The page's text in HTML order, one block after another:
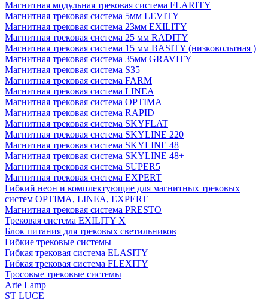
Магнитная модульная трековая система FLARITY
Магнитная трековая система 5мм LEVITY
Магнитная трековая система 23мм EXILITY
Магнитная трековая система 25 мм RADITY
Магнитная трековая система 15 мм BASITY (низковольтная )
Магнитная трековая система 35мм GRAVITY
Магнитная трековая система S35
Магнитная трековая система FARM
Магнитная трековая система LINEA
Магнитная трековая система OPTIMA
Магнитная трековая система RAPID
Магнитная трековая система SKYFLAT
Магнитная трековая система SKYLINE 220
Магнитная трековая система SKYLINE 48
Магнитная трековая система SKYLINE 48+
Магнитная трековая система SUPER5
Магнитная трековая система EXPERT
Гибкий неон и комплектующие для магнитных трековых
систем OPTIMA, LINEA, EXPERT
Магнитная трековая система PRESTO
Трековая система EXILITY X
Блок питания для трековых светильников
Гибкие трековые системы
Гибкая трековая система ELASITY
Гибкая трековая система FLEXITY
Тросовые трековые системы
Arte Lamp
ST LUCE